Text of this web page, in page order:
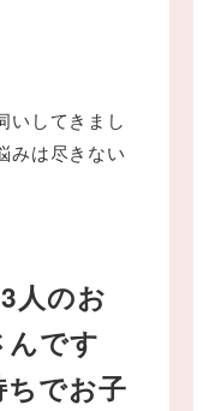
いしてきまし
みは尽きない
人のお
んです
ちでお子